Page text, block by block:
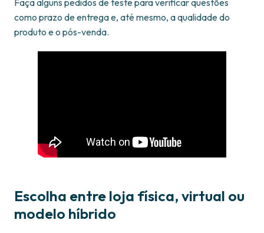
Faça alguns pedidos de teste para verificar questões
como prazo de entrega e, até mesmo, a qualidade do
produto e o pós-venda.
Escolha entre loja física, virtual ou
modelo híbrido